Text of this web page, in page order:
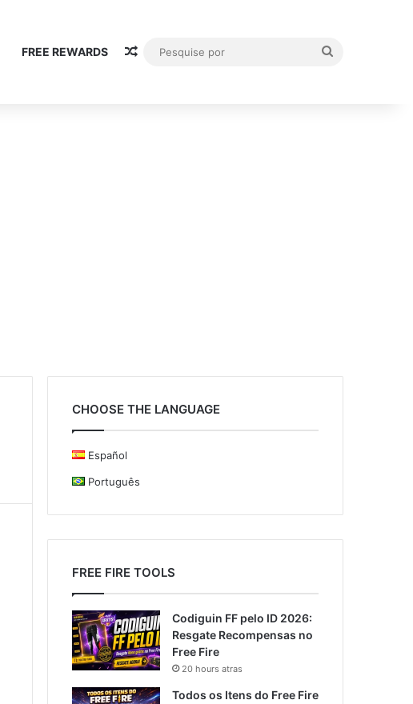
FREE REWARDS Random Article
CHOOSE THE LANGUAGE
Español
Português
FREE FIRE TOOLS
Codiguin FF pelo ID 2026:
Resgate Recompensas no
Free Fire
20 hours atras
Todos os Itens do Free Fire